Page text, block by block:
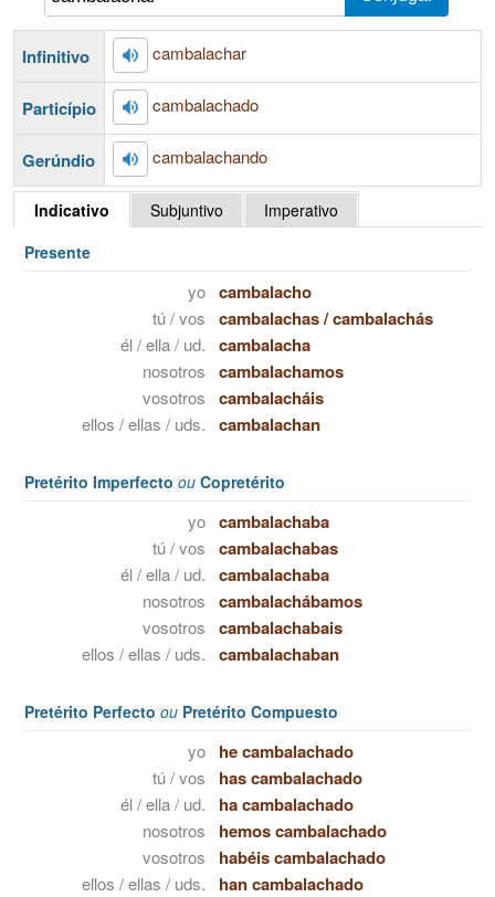
Infinitivo cambalachar
Particípio cambalachado
Gerúndio cambalachando
Indicativo Subjuntivo
Imperativo
Presente
yo cambalacho
tú / vos cambalachas/cambalachás
él / ella / ud. cambalacha
nosotros cambalachamos
vosotros cambalacháis
ellos / ellas / uds. cambalachan
Pretérito Imperfecto ou Copretérito
yo cambalachaba
tú / vos cambalachabas
él / ella / ud. cambalachaba
nosotros cambalachábamos
vosotros cambalachabais
ellos / ellas / uds. cambalachaban
Pretérito Perfecto ou Pretérito Compuesto
yo he cambalachado
tú / vos has cambalachado
él / ella / ud. ha cambalachado
nosotros hemos cambalachado
vosotros habéis cambalachado
ellos / ellas / uds. han cambalachado